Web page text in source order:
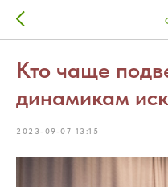
Кто чаще
динамикам
2023-09-07 13:15